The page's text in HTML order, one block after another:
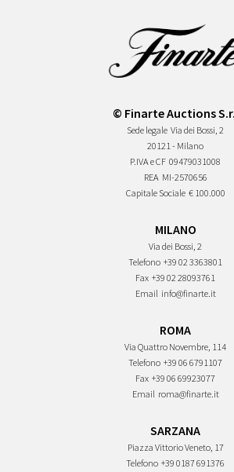
© Finarte Auctions
Sede legale Via dei Bossi, 2
20121 - Milano
P.IVA e CF 09479031008
REA MI-2570656
Capitale Sociale € 100.000
MILANO
Via dei Bossi, 2
Telefono +39 02 3363801
Fax +39 02 28093761
Email info@finarte.it
ROMA
Via Quattro Novembre, 114
Telefono +39 06 6791107
Fax +39 06 69923077
Email roma@finarte.it
SARZANA
Piazza Vittorio Veneto, 17
Telefono +39 0187 691376